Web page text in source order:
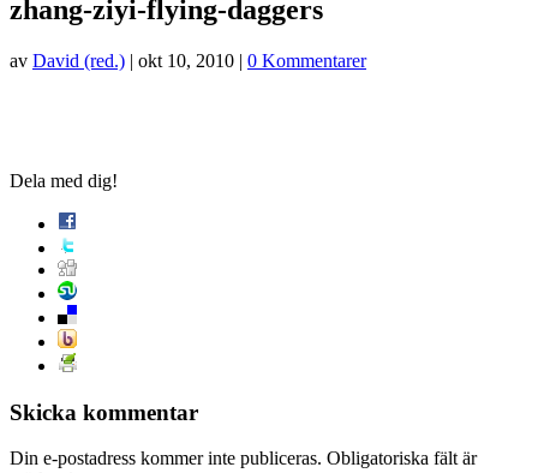
zhang-ziyi-flying-daggers
av David (red.) | okt 10, 2010 | 0 Kommentarer
Dela med dig!
Skicka kommentar
Din e-postadress kommer inte publiceras. Obligatoriska fält är